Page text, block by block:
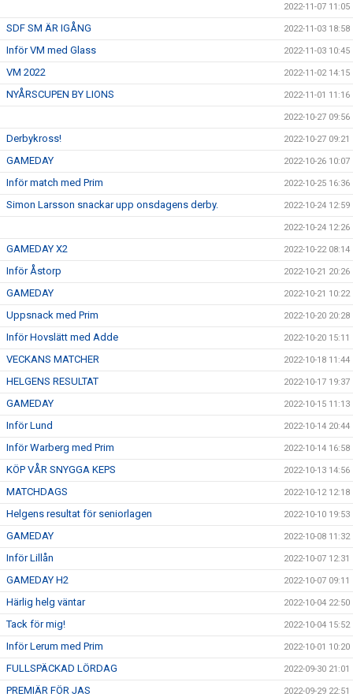
2022-11-07 11:05
SDF SM ÄR IGÅNG 2022-11-03 18:58
Inför VM med Glass 2022-11-03 10:45
VM 2022 2022-11-02 14:15
NYÅRSCUPEN BY LIONS 2022-11-01 11:16
2022-10-27 09:56
Derbykross! 2022-10-27 09:21
GAMEDAY 2022-10-26 10:07
Inför match med Prim 2022-10-25 16:36
Simon Larsson snackar upp onsdagens derby. 2022-10-24 12:59
2022-10-24 12:26
GAMEDAY X2 2022-10-22 08:14
Inför Åstorp 2022-10-21 20:26
GAMEDAY 2022-10-21 10:22
Uppsnack med Prim 2022-10-20 20:28
Inför Hovslätt med Adde 2022-10-20 15:11
VECKANS MATCHER 2022-10-18 11:44
HELGENS RESULTAT 2022-10-17 19:37
GAMEDAY 2022-10-15 11:13
Inför Lund 2022-10-14 20:44
Inför Warberg med Prim 2022-10-14 16:58
KÖP VÅR SNYGGA KEPS 2022-10-13 14:56
MATCHDAGS 2022-10-12 12:18
Helgens resultat för seniorlagen 2022-10-10 19:53
GAMEDAY 2022-10-08 11:32
Inför Lillån 2022-10-07 12:31
GAMEDAY H2 2022-10-07 09:11
Härlig helg väntar 2022-10-04 22:50
Tack för mig! 2022-10-04 15:52
Inför Lerum med Prim 2022-10-01 10:20
FULLSPÄCKAD LÖRDAG 2022-09-30 21:01
PREMIÄR FÖR JAS 2022-09-29 22:51